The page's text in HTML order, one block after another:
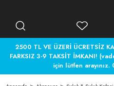
2500 TL VE ÜZERİ ÜCRETSİZ
FARKSIZ 3-9 TAKSİT İMKANI!
için lütfen